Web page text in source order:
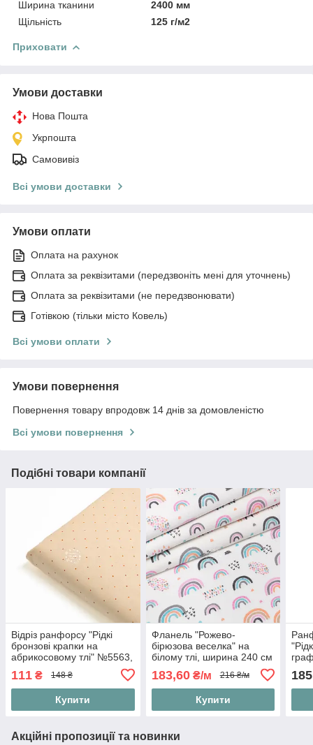
Ширина тканини
2400 мм
Щільність
125 г/м2
Приховати
Умови доставки
Нова Пошта
Укрпошта
Самовивіз
Всі умови доставки
Умови оплати
Оплата на рахунок
Оплата за реквізитами (передзвоніть мені для уточнень)
Оплата за реквізитами (не передзвонювати)
Готівкою (тільки місто Ковель)
Всі умови оплати
Умови повернення
Повернення товару впродовж 14 днів за домовленістю
Всі умови повернення
Подібні товари компанії
Відріз ранфорсу "Рідкі
бронзові крапки на
абрикосовому тлі" №5563,
111 ₴ 148 ₴
Купити
Фланель "Рожево-
бірюзова веселка" на
білому тлі, ширина 240 см
183,60₴/м 216 ₴/м
Купити
185
Акційні пропозиції та новинки